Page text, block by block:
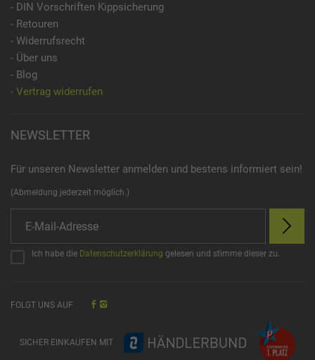
- DIN Vorschriften Kippsicherung
- Retouren
- Widerrufsrecht
- Über uns
- Blog
- Vertrag widerrufen
NEWSLETTER
Für unseren Newsletter anmelden und bestens informiert sein!
(Abmeldung jederzeit möglich.)
Ich habe die Datenschutzerklärung gelesen und stimme dieser zu.
FOLGT UNS AUF
SICHER EINKAUFEN MIT